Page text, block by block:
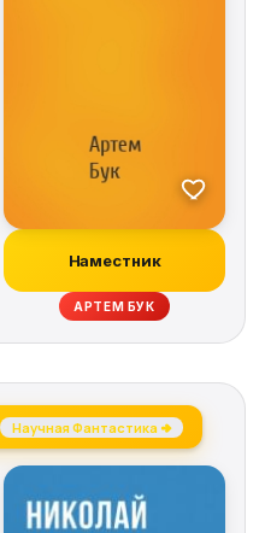
Наместник
АРТЕМ БУК
Научная Фантастика →